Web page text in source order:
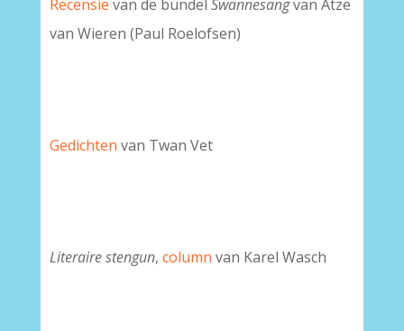
Recensie van de bundel Swannesangvan Atze
van Wieren (Paul Roelofsen)
Gedichten van Twan Vet
Literaire stengun, column van Karel Wasch